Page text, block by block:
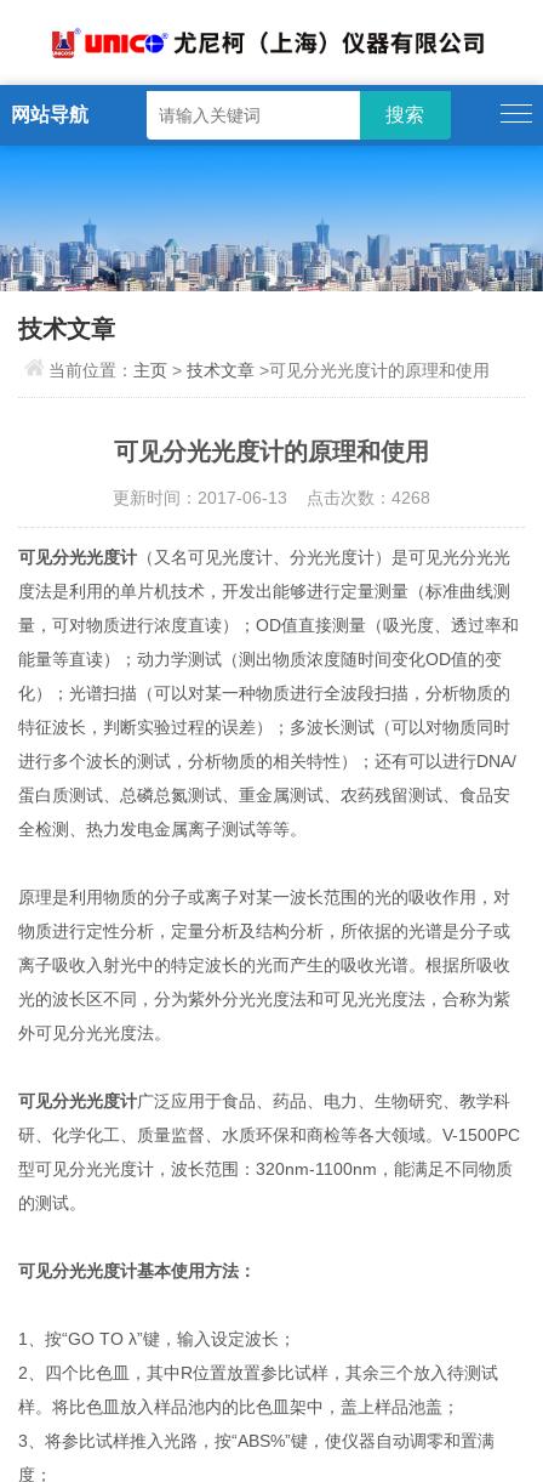
网站导航
技术文章
当前位置： 主页 >技术文章 >可见分光光度计的原理和使用
可见分光光度计的原理和使用
更新时间：2017-06-13 点击次数：4268
可见分光光度计 （又名可见光度计、分光光度计）是可见光分光光
度法是利用的单片机技术，开发出能够进行定量测量（标准曲线测
量，可对物质进行浓度直读）；OD值直接测量（吸光度、透过率和
能量等直读）；动力学测试（测出物质浓度随时间变化OD值的变
化）；光谱扫描（可以对某一种物质进行全波段扫描，分析物质的
特征波长，判断实验过程的误差）；多波长测试（可以对物质同时
进行多个波长的测试，分析物质的相关特性）；还有可以进行DNA/
蛋白质测试、总磷总氮测试、重金属测试、农药残留测试、食品安
全检测、热力发电金属离子测试等等。
原理是利用物质的分子或离子对某一波长范围的光的吸收作用，对
物质进行定性分析，定量分析及结构分析，所依据的光谱是分子或
离子吸收入射光中的特定波长的光而产生的吸收光谱。根据所吸收
光的波长区不同，分为紫外分光光度法和可见光光度法，合称为紫
外可见分光光度法。
可见分光光度计广泛应用于食品、药品、电力、生物研究、教学科
研、化学化工、质量监督、水质环保和商检等各大领域。V-1500PC
型可见分光光度计，波长范围：320nm-1100nm，能满足不同物质
的测试。
可见分光光度计基本使用方法：
1、按“GO TO λ”键，输入设定波长；
2、四个比色皿，其中R位置放置参比试样，其余三个放入待测试
样。将比色皿放入样品池内的比色皿架中，盖上样品池盖；
3、将参比试样推入光路，按“ABS%”键，使仪器自动调零和置满
度；